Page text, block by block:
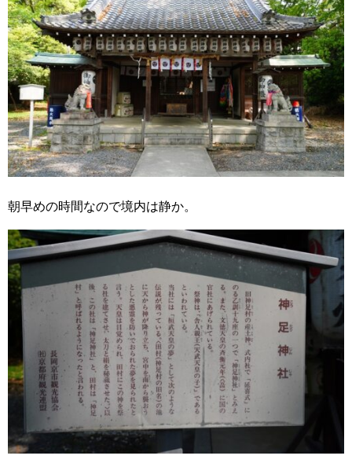
朝早めの時間なので境内は静か。